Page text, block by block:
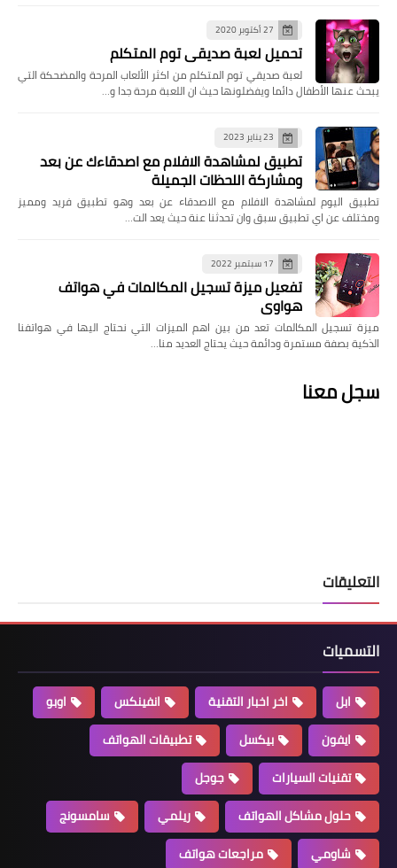
27 أكتوبر 2020
تحميل لعبة صديقي توم المتكلم
لعبة صديقي توم المتكلم من اكثر الألعاب المرحة والمضحكة التي
يبحث عنها الأطفال دائما ويفضلونها حيث ان اللعبة مرحة جدا و…
23 يناير 2023
تطبيق لمشاهدة الافلام مع اصدقاءك عن بعد
ومشاركة اللحظات الجميلة
تطبيق اليوم لمشاهدة الافلام مع الاصدقاء عن بعد وهو تطبيق فريد ومميز
ومختلف عن اي تطبيق سبق وان تحدثنا عنة حيث يعد الت…
17 سبتمبر 2022
تفعيل ميزة تسجيل المكالمات في هواتف
هواوي
ميزة تسجيل المكالمات تعد من بين اهم الميزات التي نحتاج اليها في هواتفنا
الذكية بصفة مستمرة ودائمة حيث يحتاج العديد منا…
سجل معنا
التعليقات
التسميات
ابل اخر اخبار التقنية انفينكس
اوبو
ايفون
بيكسل
تطبيقات الهواتف
تقنيات السيارات
جوجل
حلول مشاكل الهواتف
ريلمي
سامسونج
شاومي
مراجعات هواتف